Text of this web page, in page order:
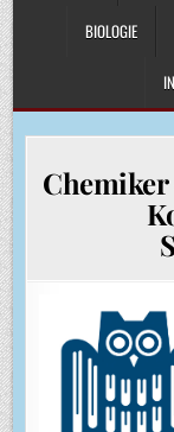
BIOLOGIE